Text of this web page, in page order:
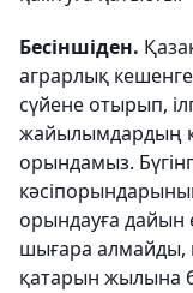
Бесіншіден.
аграрлық
сүйене отырып,
жайылымдардың
орындамыз.
орындауға дайын
шығара алмайды,
қатарын жылына